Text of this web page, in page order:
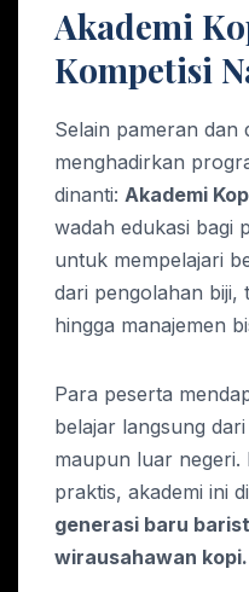
Akademi
Kompetisi
Selain pameran dan
menghadirkan
dinanti: Akademi
wadah edukasi bagi
untuk mempelajari
dari pengolahan biji,
hingga manajemen
Para peserta
belajar langsung
maupun luar negeri.
praktis, akademi ini
generasi baru
wirausahawan kopi.